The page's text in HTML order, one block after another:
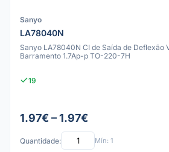
Sanyo
LA78040N
Sanyo LA78040N CI de Saída de Deflexão
Barramento 1.7Ap-p TO-220-7H
19
1.97€ – 1.97€
Quantidade: Mín: 1